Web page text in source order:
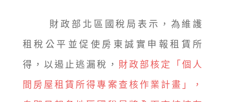
財政部北區國稅局表示，為維護
租稅公平並促使房東誠實申報租賃所
得，以遏止逃漏稅， 財政部核定「個人
間房屋租賃所得專案查核作業計畫」，